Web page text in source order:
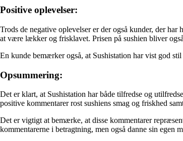
Positive oplevelser:
Trods de negative oplevelser er der også kunder, der
at være lækker og frisklavet. Prisen på sushien bliver
En kunde bemærker også, at Sushistation har vist god
Opsummering:
Det er klart, at Sushistation har både tilfredse og
positive kommentarer rost sushiens smag og friskhed
Det er vigtigt at bemærke, at disse kommentarer
kommentarerne i betragtning, men også danne sin egen